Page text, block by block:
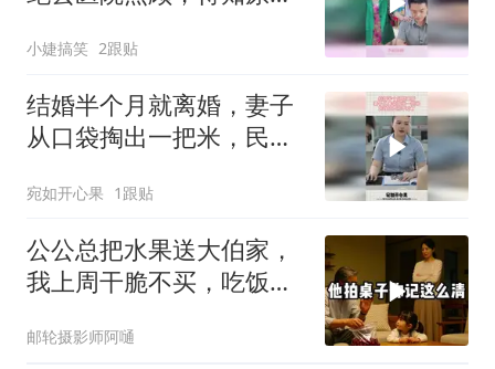
小婕搞笑 2跟贴
结婚半个月就离婚，妻子
从口袋掏出一把米，民政
宛如开心果 1跟贴
公公总把水果送大伯家，
我上周干脆不买，吃饭时
邮轮摄影师阿嗵